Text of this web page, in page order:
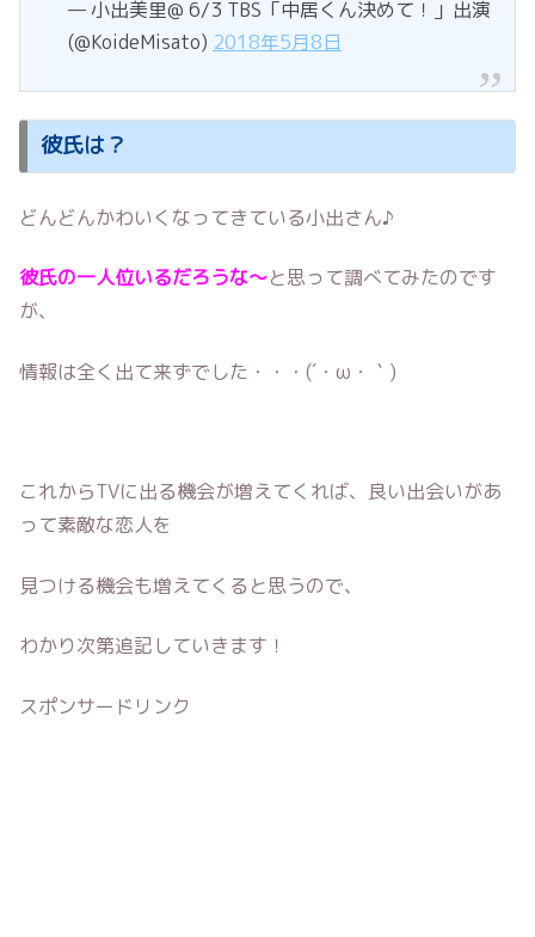
— 小出美里@ 6/3 TBS「中居くん決めて！」出演
(@KoideMisato) 2018年5月8日
彼氏は？
どんどんかわいくなってきている小出さん♪
彼氏の一人位いるだろうな～と思って調べてみたのです
が、
情報は全く出て来ずでした・・・(´・ω・｀)
これからTVに出る機会が増えてくれば、良い出会いがあ
って素敵な恋人を
見つける機会も増えてくると思うので、
わかり次第追記していきます！
スポンサードリンク